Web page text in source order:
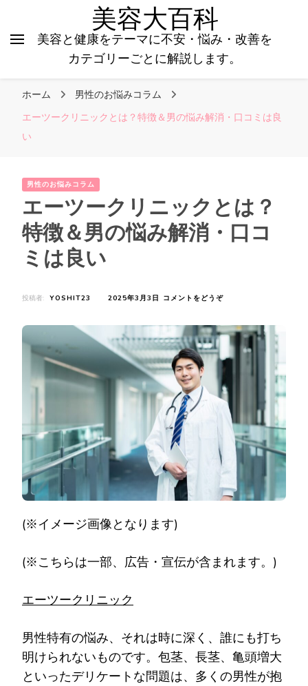
美容大百科
美容と健康をテーマに不安・悩み・改善を
カテゴリーごとに解説します。
ホーム
男性のお悩みコラム
エーツークリニックとは？特徴＆男の悩み解消・口コミは良
い
男性のお悩みコラム
エーツークリニックとは？
特徴＆男の悩み解消・口コ
ミは良い
投稿者: YOSHIT23 2025年3月3日 コメントをどうぞ(エ
ー
ク
リ
ッ
ク
と
は？
男
悩
コ
ミ
(※イメージ画像となります)
(※こちらは一部、広告・宣伝が含まれます。)
エーツークリニック
男性特有の悩み、それは時に深く、誰にも打ち
明けられないものです。包茎、長茎、亀頭増大
といったデリケートな問題は、多くの男性が抱